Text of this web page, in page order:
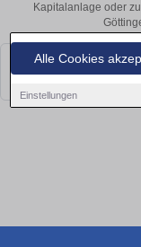
Alle Cookies
Einstellungen
Kapitalanlage oder
Leider konnten wir